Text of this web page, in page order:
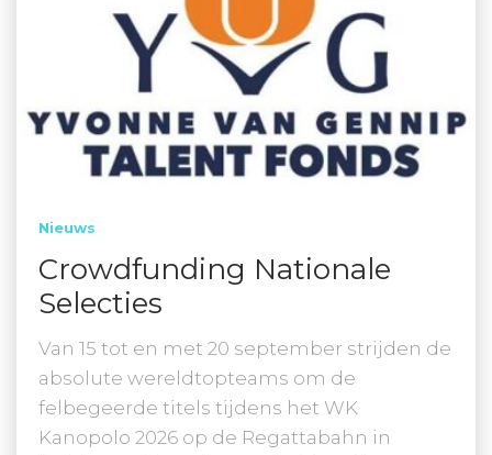
Nieuws
Crowdfunding Nationale
Selecties
Van 15 tot en met 20 september strijden de
absolute wereldtopteams om de
felbegeerde titels tijdens het WK
Kanopolo 2026 op de Regattabahn in